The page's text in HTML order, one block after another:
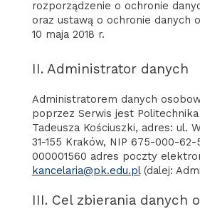
rozporządzenie o ochronie
oraz ustawą o ochronie danych
10 maja 2018 r.
II. Administrator danych
Administratorem danych
poprzez Serwis jest
Tadeusza Kościuszki, adres: ul.
31-155 Kraków, NIP 675-000-62-
000001560 adres poczty
kancelaria@pk.edu.pl(dalej:
III. Cel zbierania danych